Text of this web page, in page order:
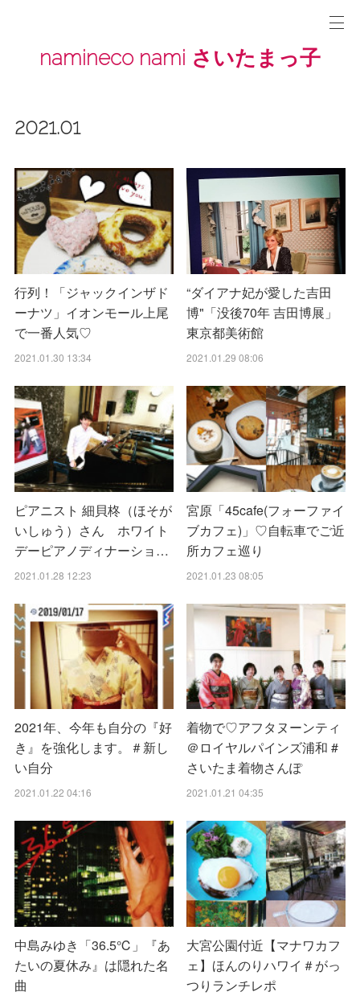
namineco nami さいたまっ子
2021.01
行列！「ジャックインザド
ーナツ」イオンモール上尾
で一番人気♡
2021.01.30 13:34
“ダイアナ妃が愛した吉田
博"「没後70年 吉田博展」
東京都美術館
2021.01.29 08:06
ピアニスト 細貝柊（ほそが
いしゅう）さん ホワイト
デーピアノディナーショ…
2021.01.28 12:23
宮原「45cafe(フォーファイ
ブカフェ)」♡自転車でご近
所カフェ巡り
2021.01.23 08:05
2021年、今年も自分の『好
き』を強化します。＃新し
い自分
2021.01.22 04:16
着物で♡アフタヌーンティ
＠ロイヤルパインズ浦和 #
さいたま着物さんぽ
2021.01.21 04:35
中島みゆき「36.5℃」『あ
たいの夏休み』は隠れた名
曲
大宮公園付近【マナワカフ
ェ】ほんのりハワイ＃がっ
つりランチレポ